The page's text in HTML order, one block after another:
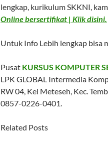
lengkap, kurikulum SKKNI,
Online bersertifikat | Klik disini.
Untuk Info Lebih lengkap bisa
Pusat KURSUS KOMPUTER
LPK GLOBAL Intermedia
RW 04, Kel Meteseh, Kec.
0857-0226-0401.
Related Posts